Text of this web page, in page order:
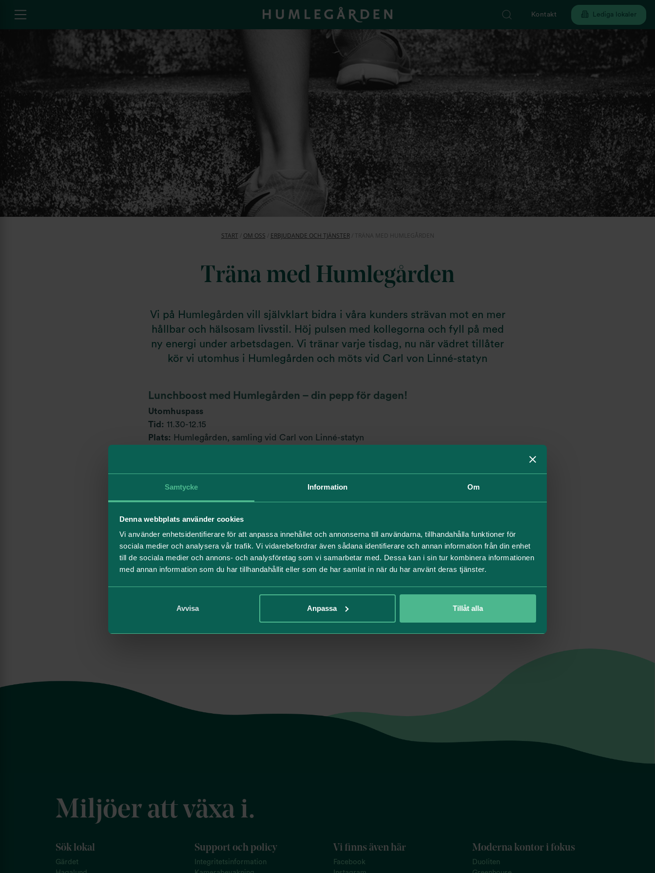
Samtycke Information Om
Denna webbplats använder cookies
Vi använder enhetsidentifierare för att anpassa innehållet och annonserna till användarna, tillhandahålla funktioner för
sociala medier och analysera vår trafik. Vi vidarebefordrar även sådana identifierare och annan information från din enhet
till de sociala medier och annons- och analysföretag som vi samarbetar med. Dessa kan i sin tur kombinera informationen
med annan information som du har tillhandahållit eller som de har samlat in när du har använt deras tjänster.
Avvisa Anpassa Tillåt alla
Kontakt Lediga lokaler
START/ OM OSS ERBJUDANDE OCH TJÄNSTER/ TRÄNA MED HUMLEGÅRDEN
Träna med Humlegården
Vi på Humlegården vill självklart bidra i våra kunders strävan mot en mer
hållbar och hälsosam livsstil. Höj pulsen med kollegorna och fyll på med
ny energi under arbetsdagen. Vi tränar varje tisdag, nu när vädret tillåter
kör vi utomhus i Humlegården och möts vid Carl von Linné-statyn
Lunchboost med Humlegården – din pepp för dagen!
Utomhuspass
Tid: 11.30-12.15
Plats: Humlegården, samling vid Carl von Linné-statyn
Solna strand
För dig som är hyresgäst i Solna strand finns även fina träningsmöjligheter här;
tisdagar 16:35–17:25
torsdagar 11:30–12:15
Miljöer att växa i.
Sök lokal
Gärdet
Support och policy
Integritetsinformation
Vi finns även här
Facebook
Moderna kontor i fokus
Duoliten